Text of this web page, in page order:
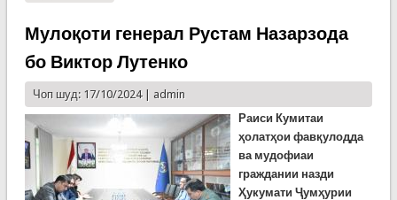
Мулоқоти генерал Рустам Назарзода
бо Виктор Лутенко
Чоп шуд: 17/10/2024 | admin
Раиси Кумитаи
ҳолатҳои фавқулодда
ва мудофиаи
граждании назди
Ҳукумати Ҷумҳурии